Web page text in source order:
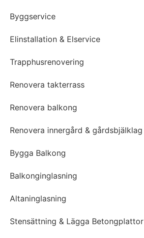
Byggservice
Elinstallation & Elservice
Trapphusrenovering
Renovera takterrass
Renovera balkong
Renovera innergård & gårdsbjälklag
Bygga Balkong
Balkonginglasning
Altaninglasning
Stensättning & Lägga Betongplattor